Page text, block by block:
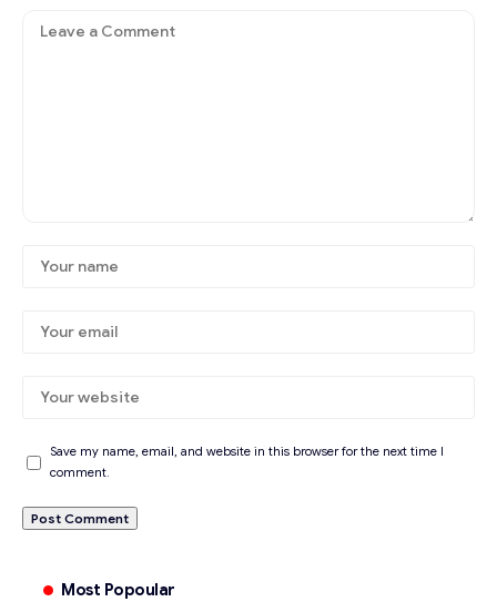
Save my name, email, and website in this browser for the next time I
comment.
Most Popoular